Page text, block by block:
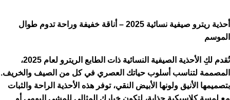
أحذية ريترو صيفية نسائية 2025 – أناقة خفيفة وراحة تدوم طوال
الموسم
نُقدم لكِ الأحذية الصيفية النسائية ذات الطابع الريترو لعام 2025،
المصممة لتناسب أسلوب حياتك العصري في كل من الصيف والخريف.
بتصميمها الأنيق ولونها الأبيض النقي، توفر هذه الأحذية الراحة والثبات
مع لمسة كلاسيكية جذابة، لتكون خيارك المثالي للمشي اليومي أو